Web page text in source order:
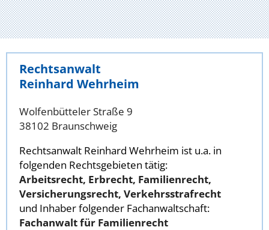
Rechtsanwalt
Reinhard Wehrheim
Wolfenbütteler Straße 9
38102 Braunschweig
Rechtsanwalt Reinhard Wehrheim ist u.a. in
folgenden Rechtsgebieten tätig:
Arbeitsrecht, Erbrecht, Familienrecht,
Versicherungsrecht, Verkehrsstrafrecht
und Inhaber folgender Fachanwaltschaft:
Fachanwalt für Familienrecht